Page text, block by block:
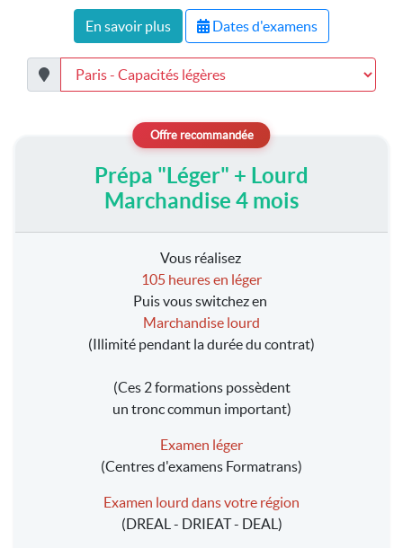
En savoir plus Dates d'examens
Prépa "Léger" + Lourd
Marchandise 4 mois
Vous réalisez
105 heures en léger
Puis vous switchez en
Marchandise lourd
(Illimité pendant la durée du contrat)
(Ces 2 formations possèdent
un tronc commun important)
Examen léger
(Centres d'examens Formatrans)
Examen lourd dans votre région
(DREAL - DRIEAT - DEAL)